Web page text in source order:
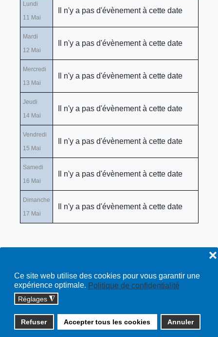
Ce site web utilise des cookies pour vous garantir une
expérience optimale. Politique de confidentialité
Réglages ◮
Refuser Accepter tous les cookies Annuler
❌
Lundi
11 Mai
Il n'y a pas d'évènement à cette date
Mardi
12 Mai
Il n'y a pas d'évènement à cette date
Mercredi
13 Mai
Il n'y a pas d'évènement à cette date
Jeudi
14 Mai
Il n'y a pas d'évènement à cette date
Vendredi
15 Mai
Il n'y a pas d'évènement à cette date
Samedi
16 Mai
Il n'y a pas d'évènement à cette date
Dimanche
17 Mai
Il n'y a pas d'évènement à cette date
Copyright © 2026 cossonay.ch - tous droits réservés | site :
solutions informatiques